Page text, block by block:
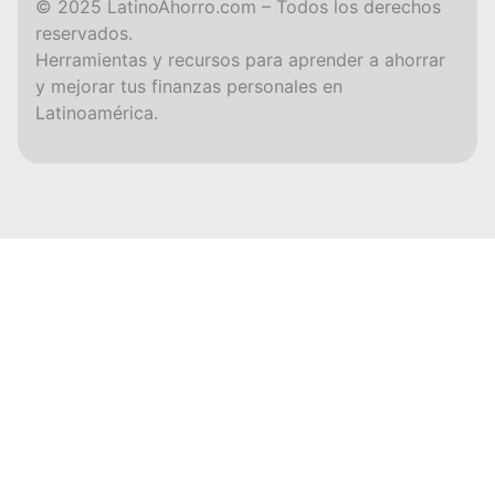
© 2025 LatinoAhorro.com – Todos los derechos
reservados.
Herramientas y recursos para aprender a ahorrar
y mejorar tus finanzas personales en
Latinoamérica.